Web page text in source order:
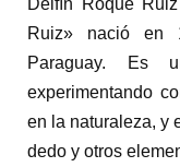
Ruiz» nació en
Paraguay. Es
experimentando
en la naturaleza, y
dedo y otros